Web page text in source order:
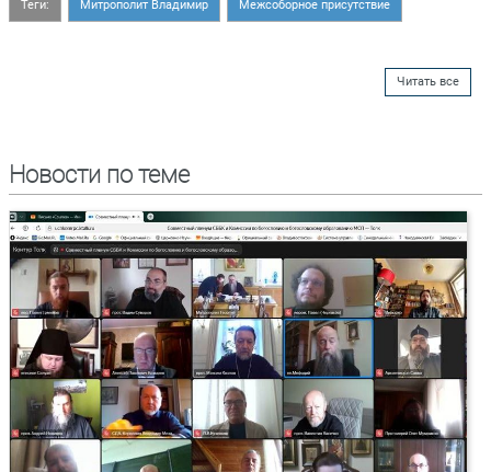
Теги: Митрополит Владимир Межсоборное присутствие
Читать все
Новости по теме